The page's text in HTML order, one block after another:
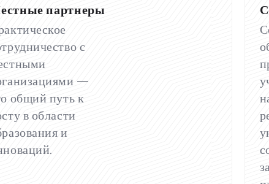
партнеры
с
—
общий путь к
в области
и